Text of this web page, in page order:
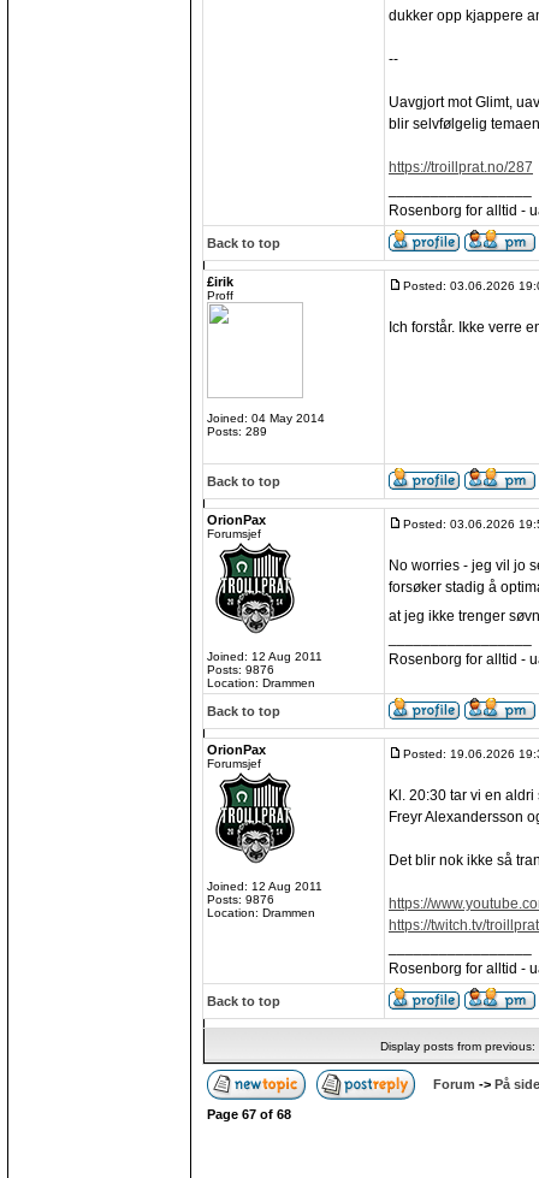
dukker opp kjappere
--
Uavgjort mot Glimt,
blir selvfølgelig
https://troillprat.no/287
Rosenborg for alltid -
Back to top
£irik
Proff
Joined: 04 May 2014
Posts: 289
Posted: 03.06.2026
Ich forstår. Ikke verre
Back to top
OrionPax
Forumsjef
Joined: 12 Aug 2011
Posts: 9876
Location: Drammen
Posted: 03.06.2026
No worries - jeg vil jo
forsøker stadig å
at jeg ikke trenger
Rosenborg for alltid -
Back to top
OrionPax
Forumsjef
Joined: 12 Aug 2011
Posts: 9876
Location: Drammen
Posted: 19.06.2026
Kl. 20:30 tar vi en
Freyr Alexandersson
Det blir nok ikke så
https://
https://twitch.tv/troillprat
Rosenborg for alltid -
Back to top
Display posts from previous:
Forum -> På
Page 67 of 68